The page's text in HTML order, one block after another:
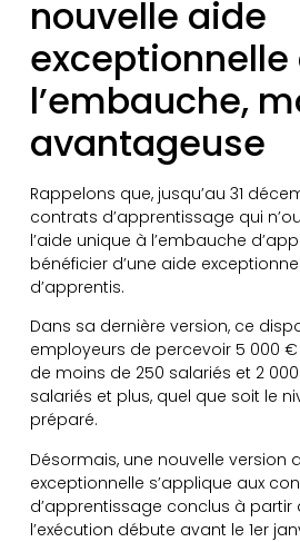
nouvelle aide
exceptionnelle
l’embauche,
avantageuse
Rappelons que, jusqu’au 31
contrats d’apprentissage qui
l’aide unique à l’embauche
bénéficier d’une aide
d’apprentis.
Dans sa dernière version, ce
employeurs de percevoir 5 000
de moins de 250 salariés et 2
salariés et plus, quel que soit le
préparé.
Désormais, une nouvelle version
exceptionnelle s’applique aux
d’apprentissage conclus à partir
l’exécution débute avant le 1er